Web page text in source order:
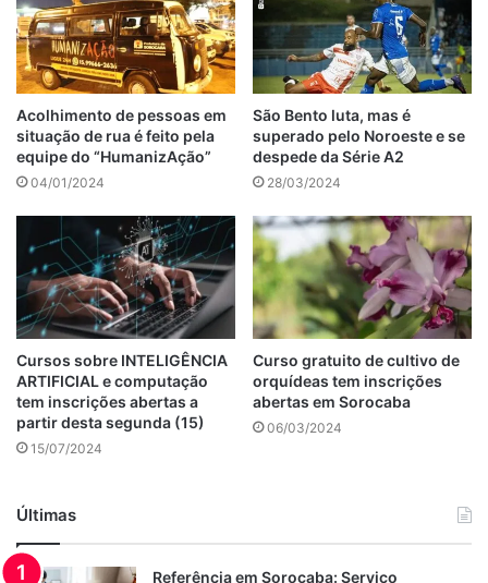
Acolhimento de pessoas em
situação de rua é feito pela
equipe do “HumanizAção”
04/01/2024
São Bento luta, mas é
superado pelo Noroeste e se
despede da Série A2
28/03/2024
Cursos sobre INTELIGÊNCIA
ARTIFICIAL e computação
tem inscrições abertas a
partir desta segunda (15)
15/07/2024
Curso gratuito de cultivo de
orquídeas tem inscrições
abertas em Sorocaba
06/03/2024
Últimas
Referência em Sorocaba: Serviço